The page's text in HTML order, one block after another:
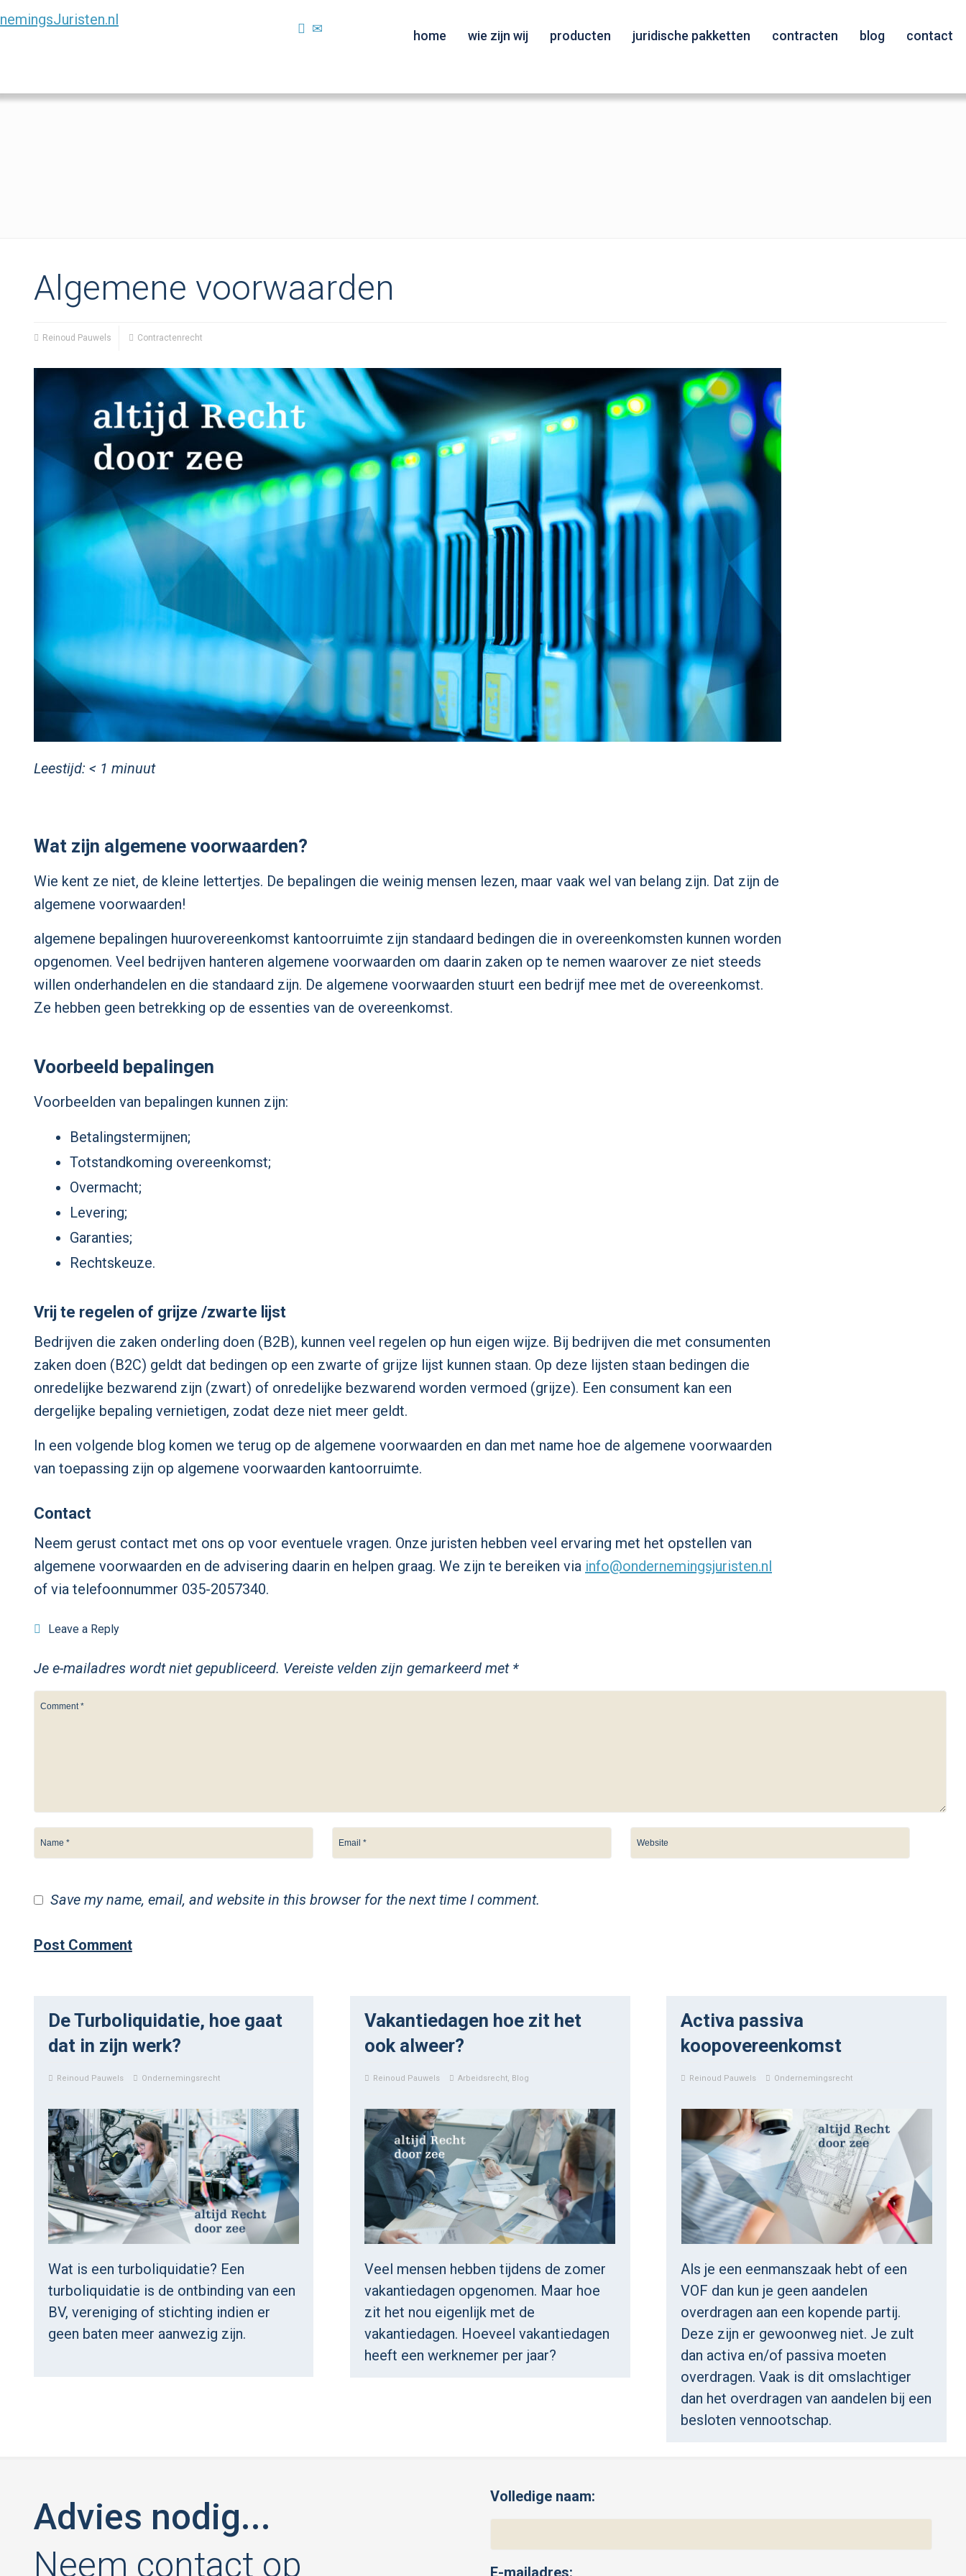
home wie zijn wij producten juridische pakketten contracten blog contact
Algemene voorwaarden
Reinoud Pauwels Contractenrecht
Leestijd: < 1 minuut
Wat zijn algemene voorwaarden?
Wie kent ze niet, de kleine lettertjes. De bepalingen die weinig mensen lezen, maar vaak wel van belang zijn. Dat zijn de
algemene voorwaarden!
algemene bepalingen huurovereenkomst kantoorruimte zijn standaard bedingen die in overeenkomsten kunnen worden
opgenomen. Veel bedrijven hanteren algemene voorwaarden om daarin zaken op te nemen waarover ze niet steeds
willen onderhandelen en die standaard zijn. De algemene voorwaarden stuurt een bedrijf mee met de overeenkomst.
Ze hebben geen betrekking op de essenties van de overeenkomst.
Voorbeeld bepalingen
Voorbeelden van bepalingen kunnen zijn:
Betalingstermijnen;
Totstandkoming overeenkomst;
Overmacht;
Levering;
Garanties;
Rechtskeuze.
Vrij te regelen of grijze /zwarte lijst
Bedrijven die zaken onderling doen (B2B), kunnen veel regelen op hun eigen wijze. Bij bedrijven die met consumenten
zaken doen (B2C) geldt dat bedingen op een zwarte of grijze lijst kunnen staan. Op deze lijsten staan bedingen die
onredelijke bezwarend zijn (zwart) of onredelijke bezwarend worden vermoed (grijze). Een consument kan een
dergelijke bepaling vernietigen, zodat deze niet meer geldt.
In een volgende blog komen we terug op de algemene voorwaarden en dan met name hoe de algemene voorwaarden
van toepassing zijn op algemene voorwaarden kantoorruimte.
Contact
Neem gerust contact met ons op voor eventuele vragen. Onze juristen hebben veel ervaring met het opstellen van
algemene voorwaarden en de advisering daarin en helpen graag. We zijn te bereiken via info@ondernemingsjuristen.nl
of via telefoonnummer 035-2057340.
Leave a Reply
Je e-mailadres wordt niet gepubliceerd. Vereiste velden zijn gemarkeerd met *
Save my name, email, and website in this browser for the next time I comment.
De Turboliquidatie, hoe gaat
dat in zijn werk?
Reinoud Pauwels Ondernemingsrecht
Wat is een turboliquidatie? Een
turboliquidatie is de ontbinding van een
BV, vereniging of stichting indien er
geen baten meer aanwezig zijn.
Vakantiedagen hoe zit het
ook alweer?
Reinoud Pauwels Arbeidsrecht, Blog
Veel mensen hebben tijdens de zomer
vakantiedagen opgenomen. Maar hoe
zit het nou eigenlijk met de
vakantiedagen. Hoeveel vakantiedagen
heeft een werknemer per jaar?
Activa passiva
koopovereenkomst
Reinoud Pauwels Ondernemingsrecht
Als je een eenmanszaak hebt of een
VOF dan kun je geen aandelen
overdragen aan een kopende partij.
Deze zijn er gewoonweg niet. Je zult
dan activa en/of passiva moeten
overdragen. Vaak is dit omslachtiger
dan het overdragen van aandelen bij een
besloten vennootschap.
Advies nodig...
Neem contact op
Volledige naam:
E-mailadres: